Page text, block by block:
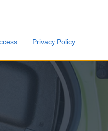
Privacy Policy